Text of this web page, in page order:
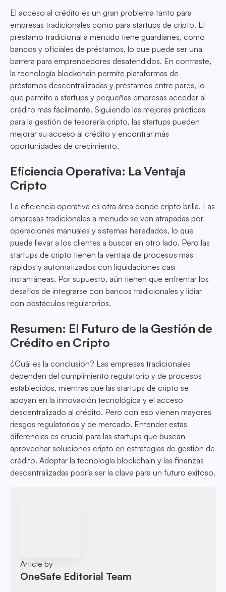
El acceso al crédito es un gran problema tanto para
empresas tradicionales como para startups de cripto. El
préstamo tradicional a menudo tiene guardianes, como
bancos y oficiales de préstamos, lo que puede ser una
barrera para emprendedores desatendidos. En contraste,
la tecnología blockchain permite plataformas de
préstamos descentralizadas y préstamos entre pares, lo
que permite a startups y pequeñas empresas acceder al
crédito más fácilmente. Siguiendo las mejores prácticas
para la gestión de tesorería cripto, las startups pueden
mejorar su acceso al crédito y encontrar más
oportunidades de crecimiento.
Eficiencia Operativa: La Ventaja
Cripto
La eficiencia operativa es otra área donde cripto brilla. Las
empresas tradicionales a menudo se ven atrapadas por
operaciones manuales y sistemas heredados, lo que
puede llevar a los clientes a buscar en otro lado. Pero las
startups de cripto tienen la ventaja de procesos más
rápidos y automatizados con liquidaciones casi
instantáneas. Por supuesto, aún tienen que enfrentar los
desafíos de integrarse con bancos tradicionales y lidiar
con obstáculos regulatorios.
Resumen: El Futuro de la Gestión de
Crédito en Cripto
¿Cuál es la conclusión? Las empresas tradicionales
dependen del cumplimiento regulatorio y de procesos
establecidos, mientras que las startups de cripto se
apoyan en la innovación tecnológica y el acceso
descentralizado al crédito. Pero con eso vienen mayores
riesgos regulatorios y de mercado. Entender estas
diferencias es crucial para las startups que buscan
aprovechar soluciones cripto en estrategias de gestión de
crédito. Adoptar la tecnología blockchain y las finanzas
descentralizadas podría ser la clave para un futuro exitoso.
Article by
OneSafe Editorial Team